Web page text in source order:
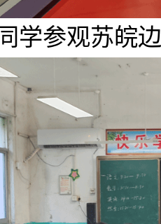
学参观苏皖